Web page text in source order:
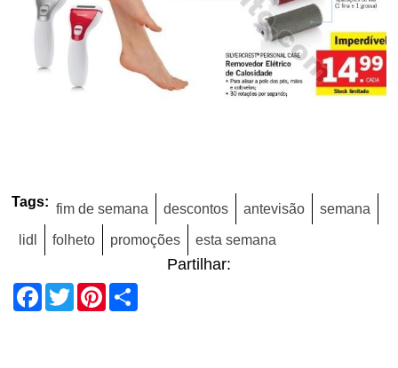
Tags: fim de semana descontos antevisão semana
lidl folheto promoções esta semana
Partilhar:
Facebook
TwitterPinterest